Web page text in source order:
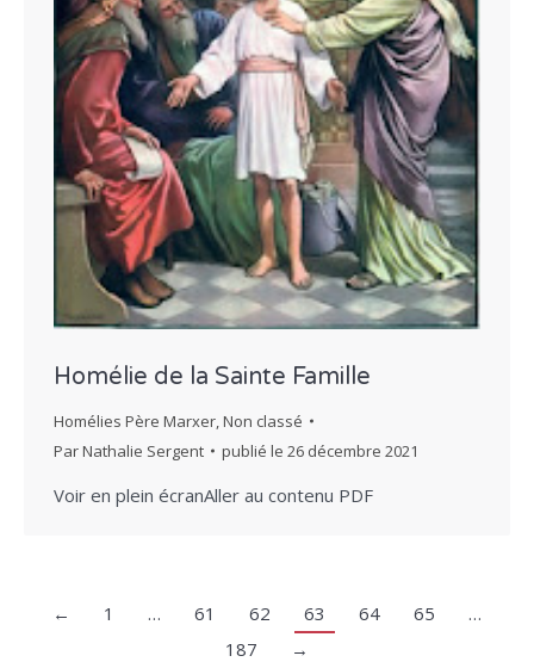
Homélie de la Sainte Famille
Homélies Père Marxer,Non classé
ParNathalie Sergent publié le 26 décembre 2021
Voir en plein écranAller au contenu PDF
← 1 … 61 62 63 64 65
…
187
→